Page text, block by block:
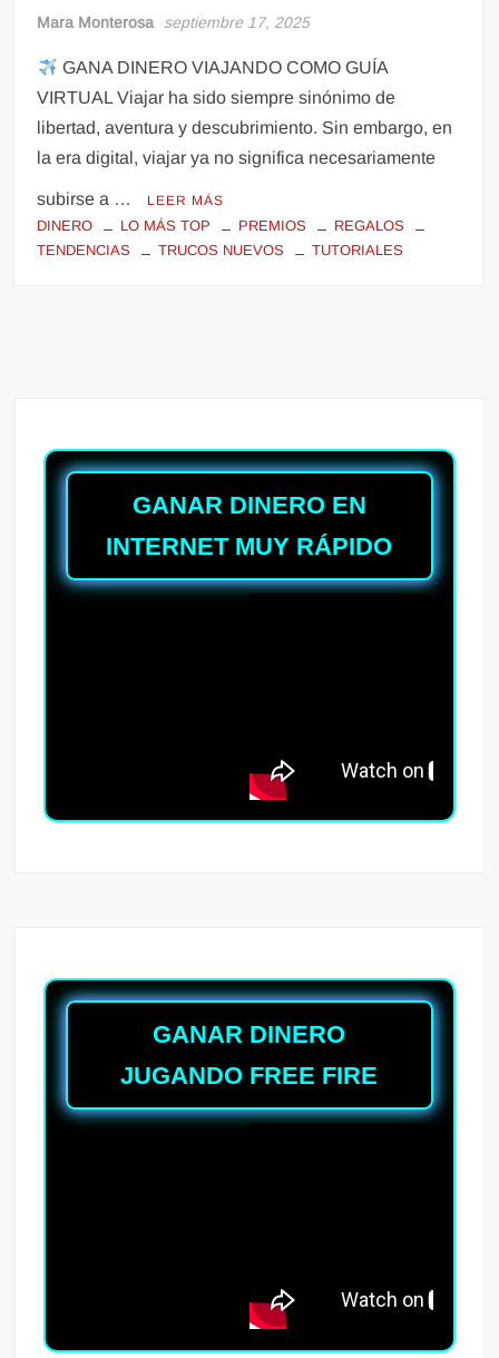
Mara Monterosa septiembre 17, 2025
GANA DINERO VIAJANDO COMO GUÍA
VIRTUAL Viajar ha sido siempre sinónimo de
libertad, aventura y descubrimiento. Sin embargo, en
la era digital, viajar ya no significa necesariamente
subirse a … LEER MÁS
DINERO LO MÁS TOP PREMIOS
REGALOS
TENDENCIAS
TRUCOS NUEVOS TUTORIALES
GANAR DINERO EN
INTERNET MUY RÁPIDO
GANAR DINERO
JUGANDO FREE FIRE